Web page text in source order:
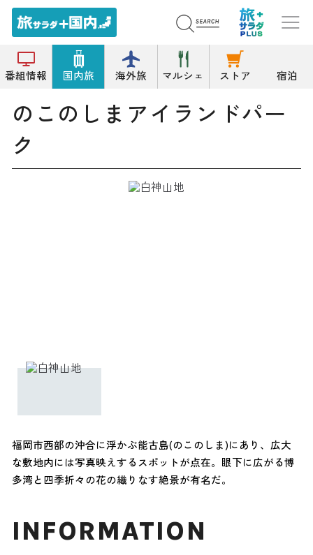
番組情報 国内旅 海外旅 マルシェ ストア 宿泊
トップ 公園/緑地 のこのしまアイランドパーク
のこのしまアイランドパー
ク
福岡市西部の沖合に浮かぶ能古島(のこのしま)にあり、広大
な敷地内には写真映えするスポットが点在。眼下に広がる博
多湾と四季折々の花の織りなす絶景が有名だ。
INFORMATION